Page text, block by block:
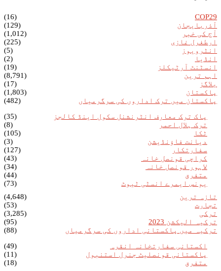
COP29
(16)
آذربایجان
(129)
آج کی خبر
(1,012)
ارطغرل غازی
(225)
انٹرویوز
(5)
انڈیا
(2)
انسٹنٹ آرٹیکلز
(19)
اہم ترین
(8,791)
بلاگز
(17)
پاکستان
(1,803)
پاکستان میں ترک اداروں کی سرگرمیاں
(482)
پاک ترک معارف انٹرنشنل سکول اینڈ کالجز
(35)
ترک ہلال احمر
(8)
ٹکا
(105)
دیانت فاؤنڈیشن
(3)
سفارتکار
(127)
کراچی قونصل خانہ
(43)
لاہور قونصل خانہ
(34)
متفرق
(44)
یونس ایمرے انسٹی ٹیوٹ
(73)
تازہ ترین
(4,648)
تجارت
(53)
ترکی
(3,285)
ترکیہ الیکشن 2023
(95)
ترکیہ میں پاکستانی اداروں کی سرگرمیاں
(88)
اکستانی سفارتخانہ انقرہ
(49)
پاکستانی قونصلیٹ جنرل استنبول
(11)
متفرق
(18)